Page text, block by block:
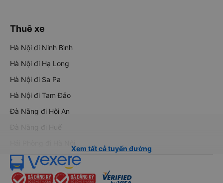
Thuê xe
Hà Nội đi Ninh Bình
Hà Nội đi Hạ Long
Hà Nội đi Sa Pa
Hà Nội đi Tam Đảo
Đà Nẵng đi Hội An
Đà Nẵng đi Huế
Xem tất cả tuyến đường